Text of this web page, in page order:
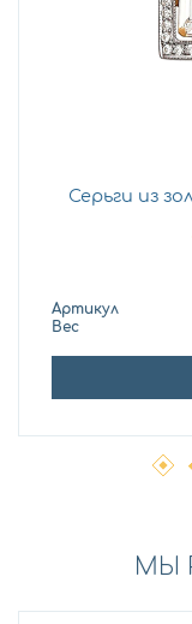
Серьги из
Артикул
Вес
МЫ